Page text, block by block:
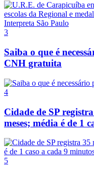
3
Saiba o que é
CNH gratuita
4
Cidade de SP
meses; média é de 1
5